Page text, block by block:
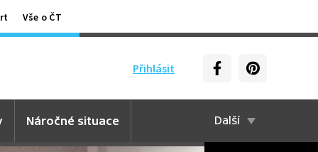
Vše o ČT
Přihlásit
Náročné situace Další